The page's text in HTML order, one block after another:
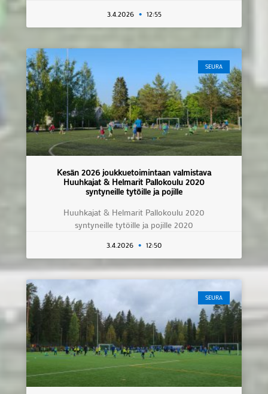
3.4.2026 12:55
SEURA
Kesän 2026 joukkuetoimintaan valmistava
Huuhkajat & Helmarit Pallokoulu 2020
syntyneille tytöille ja pojille
Huuhkajat & Helmarit Pallokoulu 2020
syntyneille tytöille ja pojille 2020
3.4.2026 12:50
SEURA